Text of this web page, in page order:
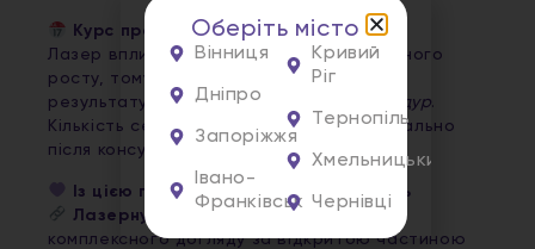
Курс процедур
Лазер впливає на волосся у фазі активного
росту, тому для досягнення бажаного
результату рекомендується
курс процедур.
Кількість сеансів визначається індивідуально
після консультації.
Із цією процедурою також обирають
Лазерну епіляцію кистей рук— для
комплексного догляду за відкритою частиною
Оберіть місто
Вінниця
Дніпро
Запоріжжя
Івано-
Франківськ
Кривий
Ріг
Тернопіль
Хмельницький
Чернівці